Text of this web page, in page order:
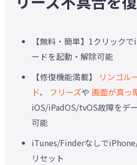
【無料・簡単】1クリック
ードを起動・解除可能
【修復機能満載】
リンゴル
ド、 フリーズや 画面が真っ
iOS/iPadOS/tvOS故障をデ
可能
iTunes/Finderなしで
リセット